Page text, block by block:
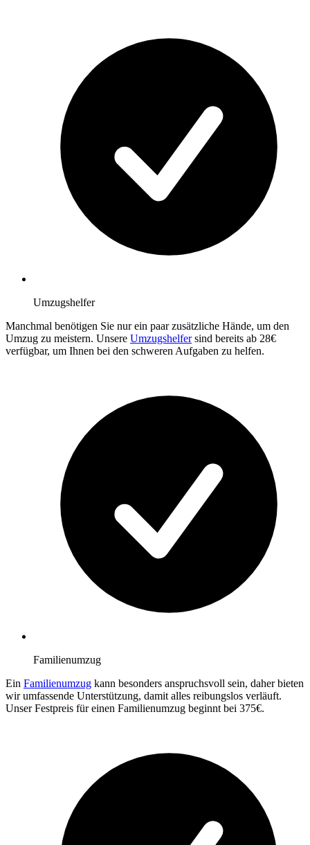
Umzugshelfer
Manchmal benötigen Sie nur ein paar zusätzliche Hände, um den
Umzug zu meistern. Unsere Umzugshelfersind bereits ab 28€
verfügbar, um Ihnen bei den schweren Aufgaben zu helfen.
Familienumzug
Ein Familienumzug kann besonders anspruchsvoll sein, daher bieten
wir umfassende Unterstützung, damit alles reibungslos verläuft.
Unser Festpreis für einen Familienumzug beginnt bei 375€.